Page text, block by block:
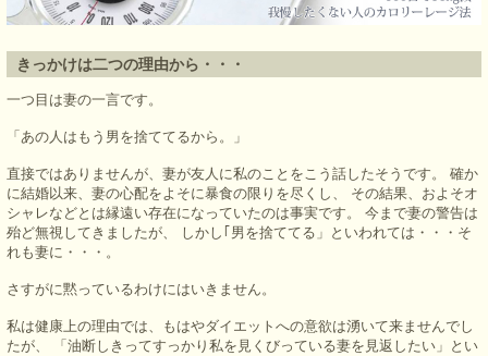
きっかけは二つの理由から・・・
一つ目は妻の一言です。
「あの人はもう男を捨ててるから。」
直接ではありませんが、妻が友人に私のことをこう話したそうです。 確か
に結婚以来、妻の心配をよそに暴食の限りを尽くし、 その結果、およそオ
シャレなどとは縁遠い存在になっていたのは事実です。 今まで妻の警告は
殆ど無視してきましたが、 しかし｢男を捨ててる」といわれては・・・そ
れも妻に・・・。
さすがに黙っているわけにはいきません。
私は健康上の理由では、もはやダイエットへの意欲は湧いて来ませんでし
たが、 「油断しきってすっかり私を見くびっている妻を見返したい」とい